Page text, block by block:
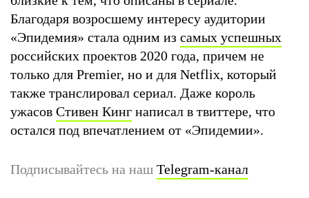
Благодаря возросшему интересу аудитории
«Эпидемия» стала одним из самых успешных
российских проектов 2020 года, причем не
только для Premier, но и для Netflix, который
также транслировал сериал. Даже король
ужасов Стивен Кинг написал в твиттере, что
остался под впечатлением от «Эпидемии».
Подписывайтесь на наш Telegram-канал